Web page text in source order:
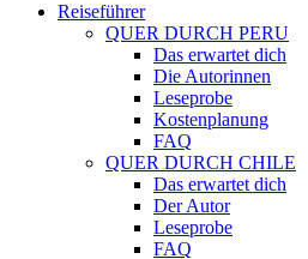
Reiseführer
QUER DURCH PERU
Das erwartet dich
Die Autorinnen
Leseprobe
Kostenplanung
FAQ
QUER DURCH CHILE
Das erwartet dich
Der Autor
Leseprobe
FAQ